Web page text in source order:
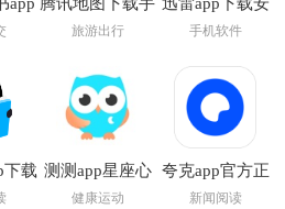
机导航2026版
旅游出行
装2026
手机软件
下载 测测app星座心
理情感问答社区
健康运动
夸克app官方正
版下载
新闻阅读